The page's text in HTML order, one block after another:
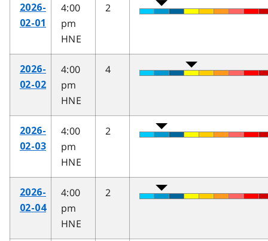
2026-
02-01
4:00
pm
HNE
2
2026-
02-02
4:00
pm
HNE
4
2026-
02-03
4:00
pm
HNE
2
2026-
02-04
4:00
pm
HNE
2